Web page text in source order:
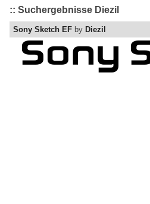
:: Suchergebnisse Diezil
Sony Sketch EF by Diezil